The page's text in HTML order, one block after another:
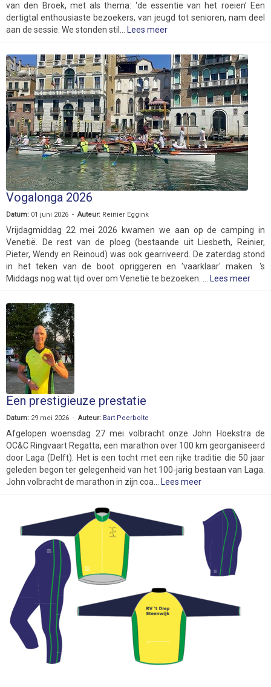
van den Broek, met als thema: ‘de essentie van het roeien’ Een
dertigtal enthousiaste bezoekers, van jeugd tot senioren, nam deel
aan de sessie. We stonden stil...
Lees meer
Vogalonga 2026
Datum: 01 juni 2026 -Auteur: Reinier Eggink
Vrijdagmiddag 22 mei 2026 kwamen we aan op de camping in
Venetië. De rest van de ploeg (bestaande uit Liesbeth, Reinier,
Pieter, Wendy en Reinoud) was ook gearriveerd. De zaterdag stond
in het teken van de boot opriggeren en 'vaarklaar' maken. 's
Middags nog wat tijd over om Venetië te bezoeken. ...
Lees meer
Een prestigieuze prestatie
Datum: 29 mei 2026 -Auteur: Bart Peerbolte
Afgelopen woensdag 27 mei volbracht onze John Hoekstra de
OC&C Ringvaart Regatta, een marathon over 100 km georganiseerd
door Laga (Delft). Het is een tocht met een rijke traditie die 50 jaar
geleden begon ter gelegenheid van het 100-jarig bestaan van Laga.
John volbracht de marathon in zijn coa...
Lees meer